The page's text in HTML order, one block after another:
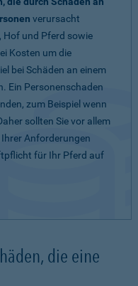
verursacht
Hof und Pferd sowie
Kosten um die
bei Schäden an einem
Ein Personenschaden
zum Beispiel wenn
sollten Sie vor allem
Anforderungen
für Ihr Pferd auf
die eine